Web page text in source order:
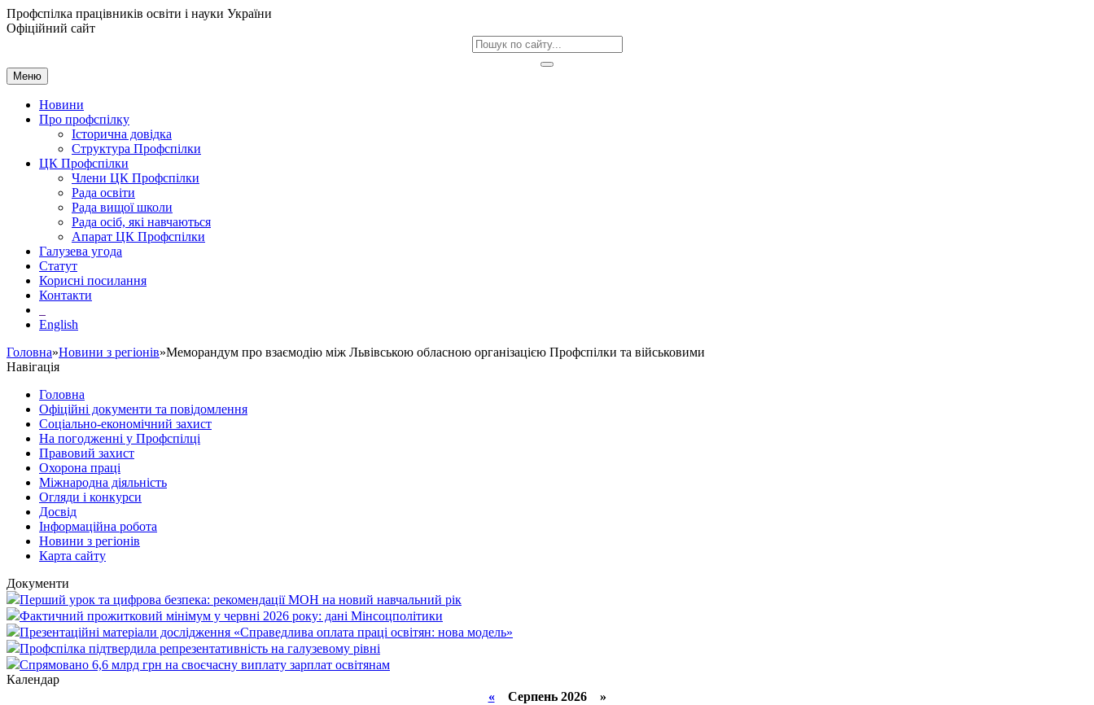
Профспілка працівників освіти і науки України
Офіційний сайт
Меню
Новини
Про профспілку
Історична довідка
Структура Профспілки
ЦК Профспілки
Члени ЦК Профспілки
Рада освіти
Рада вищої школи
Рада осіб, які навчаються
Апарат ЦК Профспілки
Галузева угода
Статут
Корисні посилання
Контакти
English
Головна»Новини з регіонів»Меморандум про взаємодію між Львівською обласною організацією Профспілки та військовими
Навігація
Головна
Офіційні документи та повідомлення
Соціально-економічний захист
На погодженні у Профспілці
Правовий захист
Охорона праці
Міжнародна діяльність
Огляди і конкурси
Досвід
Інформаційна робота
Новини з регіонів
Карта сайту
Документи
Перший урок та цифрова безпека: рекомендації МОН на новий навчальний рік
Фактичний прожитковий мінімум у червні 2026 року: дані Мінсоцполітики
Презентаційні матеріали дослідження «Справедлива оплата праці освітян: нова модель»
Профспілка підтвердила репрезентативність на галузевому рівні
Спрямовано 6,6 млрд грн на своєчасну виплату зарплат освітянам
Календар
«Серпень 2026 »